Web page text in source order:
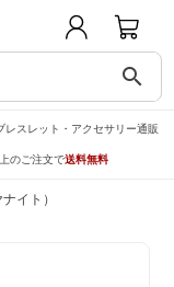
search
レスレット・アクセサリー通販
のご注文で送料無料
イト）